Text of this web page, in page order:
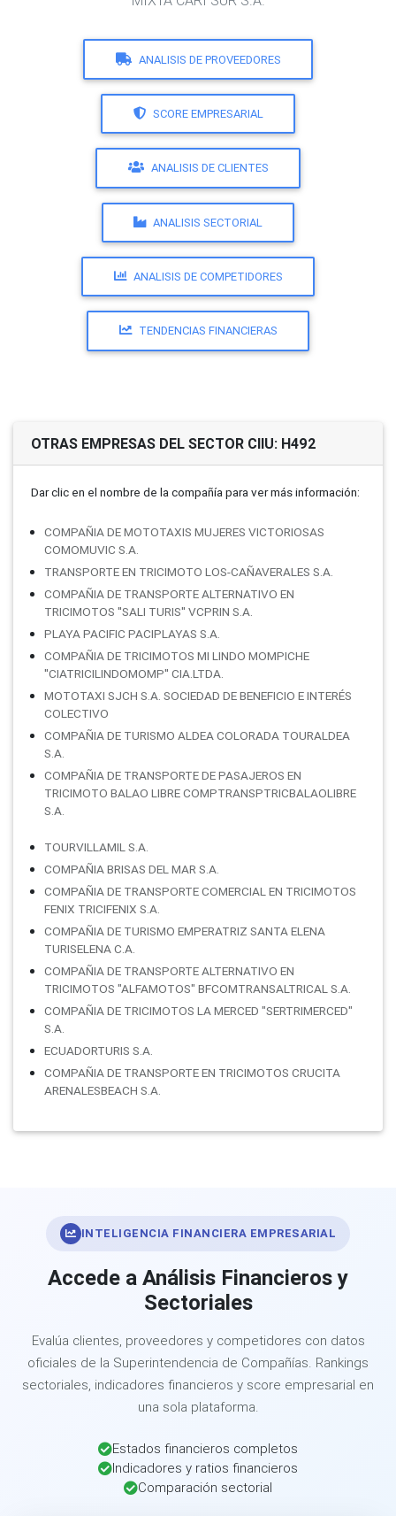
ANALISIS DE PROVEEDORES
SCORE EMPRESARIAL
ANALISIS DE CLIENTES
ANALISIS SECTORIAL
ANALISIS DE COMPETIDORES
TENDENCIAS FINANCIERAS
OTRAS EMPRESAS DEL SECTOR CIIU: H492
Dar clic en el nombre de la compañí­a para ver más información:
COMPAÑIA DE MOTOTAXIS MUJERES VICTORIOSAS
COMOMUVIC S.A.
TRANSPORTE EN TRICIMOTO LOS-CAÑAVERALES S.A.
COMPAÑIA DE TRANSPORTE ALTERNATIVO EN
TRICIMOTOS ''SALI TURIS'' VCPRIN S.A.
PLAYA PACIFIC PACIPLAYAS S.A.
COMPAÑIA DE TRICIMOTOS MI LINDO MOMPICHE
''CIATRICILINDOMOMP'' CIA.LTDA.
MOTOTAXI SJCH S.A. SOCIEDAD DE BENEFICIO E INTERÉS
COLECTIVO
COMPAÑIA DE TURISMO ALDEA COLORADA TOURALDEA
S.A.
COMPAÑIA DE TRANSPORTE DE PASAJEROS EN
TRICIMOTO BALAO LIBRE COMPTRANSPTRICBALAOLIBRE
S.A.
TOURVILLAMIL S.A.
COMPAÑIA BRISAS DEL MAR S.A.
COMPAÑIA DE TRANSPORTE COMERCIAL EN TRICIMOTOS
FENIX TRICIFENIX S.A.
COMPAÑIA DE TURISMO EMPERATRIZ SANTA ELENA
TURISELENA C.A.
COMPAÑIA DE TRANSPORTE ALTERNATIVO EN
TRICIMOTOS "ALFAMOTOS" BFCOMTRANSALTRICAL S.A.
COMPAÑIA DE TRICIMOTOS LA MERCED "SERTRIMERCED"
S.A.
ECUADORTURIS S.A.
COMPAÑIA DE TRANSPORTE EN TRICIMOTOS CRUCITA
ARENALESBEACH S.A.
INTELIGENCIA FINANCIERA EMPRESARIAL
Accede a Análisis Financieros y
Sectoriales
Evalúa clientes, proveedores y competidores con datos
oficiales de la Superintendencia de Compañías. Rankings
sectoriales, indicadores financieros y score empresarial en
una sola plataforma.
Estados financieros completos
Indicadores y ratios financieros
Comparación sectorial